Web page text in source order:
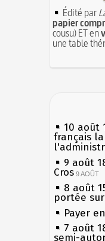
Édité par
papier
cousu) ET en
une table
10 août
français
9 août
Cros 9 AOÛT
8 août
portée
Payer
7 août
semi-